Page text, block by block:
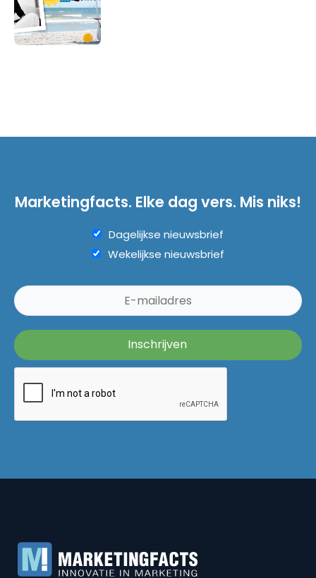
Marketingfacts. Elke dag vers. Mis niks!
Dagelijkse nieuwsbrief
Wekelijkse nieuwsbrief